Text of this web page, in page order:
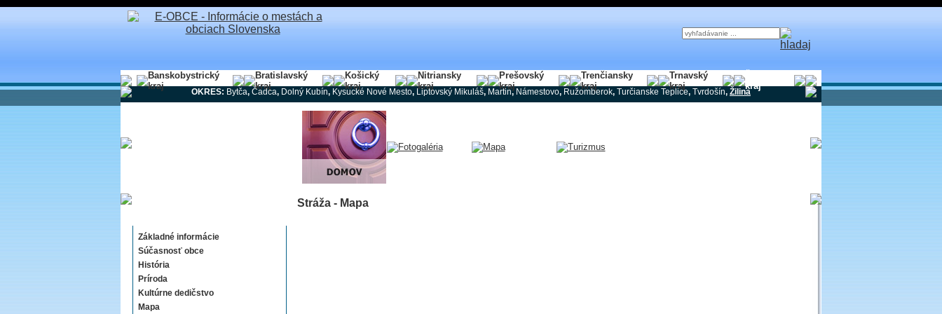
Banskobystrický
kraj
Bratislavský
kraj
Košický
kraj
Nitriansky
kraj
Prešovský
kraj
Trenčiansky
kraj
Trnavský
kraj
kraj
OKRES: Bytča, Čadca, Dolný Kubín, Kysucké Nové Mesto, Liptovský Mikuláš, Martin, Námestovo, Ružomberok, Turčianske Teplice, Tvrdošín, Žilina
Základné informácie
Súčasnosť obce
História
Príroda
Kultúrne dedičstvo
Mapa
Stráža - Mapa